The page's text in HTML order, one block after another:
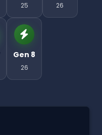
25 26
Gen 8
26